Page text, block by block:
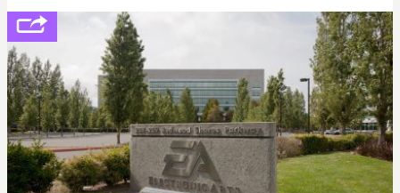
peine 2 000 dollars en poche. C'est toujours plus
cher payé que le temps passé à dev, mais ça
apprendra aux petits malins qu'on ne braque pas
Gabe Newell aussi facilement.P.